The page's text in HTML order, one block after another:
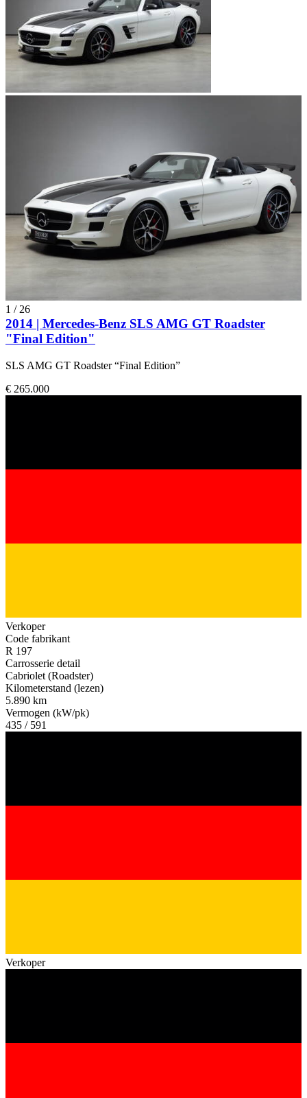
1 / 26
2014 | Mercedes-Benz SLS AMG GT Roadster
"Final Edition"
SLS AMG GT Roadster “Final Edition”
€ 265.000
Verkoper
Code fabrikant
R 197
Carrosserie detail
Cabriolet (Roadster)
Kilometerstand (lezen)
5.890 km
Vermogen (kW/pk)
435 / 591
Verkoper